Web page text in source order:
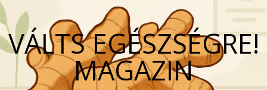
VÁLTS EGÉSZSÉGRE!
MAGAZIN